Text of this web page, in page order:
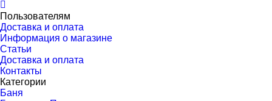
Пользователям
Доставка и оплата
Информация о магазине
Статьи
Доставка и оплата
Контакты
Категории
Баня